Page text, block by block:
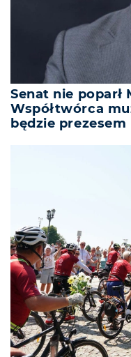
Senat nie poparł
Współtwórca
będzie prezesem